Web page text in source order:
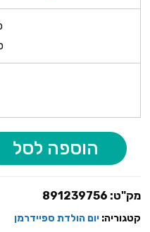
הוספה לסל
מק"ט: 891239756
קטגוריה: יום הולדת ספיידרמן